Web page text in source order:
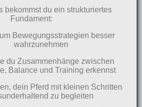
bekommst du ein strukturiertes
Fundament:
Bewegungsstrategien besser
wahrzunehmen
du Zusammenhänge zwischen
Balance und Training erkennst
dein Pferd mit kleinen Schritten
zu begleiten